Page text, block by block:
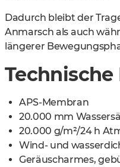
Dadurch bleibt der
Anmarsch als auch
längerer
APS-Membran
20.000 mm
20.000 g/m²/24 h
Wind- und
Geräuscharmes,